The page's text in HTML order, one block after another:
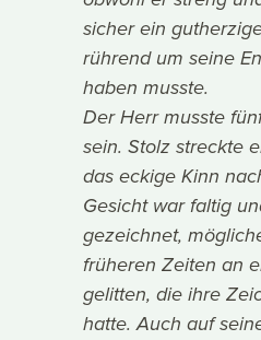
sicher ein
rührend um seine
haben musste.
Der Herr musste
sein. Stolz streckte
das eckige Kinn
Gesicht war faltig
gezeichnet,
früheren Zeiten an
gelitten, die ihre
hatte. Auch auf